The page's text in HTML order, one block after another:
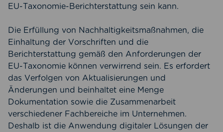
EU-Taxonomie-Berichterstattung sein kann.
Die Erfüllung von Nachhaltigkeitsmaßnahmen, die
Einhaltung der Vorschriften und die
Berichterstattung gemäß den Anforderungen der
EU-Taxonomie können verwirrend sein. Es erfordert
das Verfolgen von Aktualisierungen und
Änderungen und beinhaltet eine Menge
Dokumentation sowie die Zusammenarbeit
verschiedener Fachbereiche im Unternehmen.
Deshalb ist die Anwendung digitaler Lösungen der